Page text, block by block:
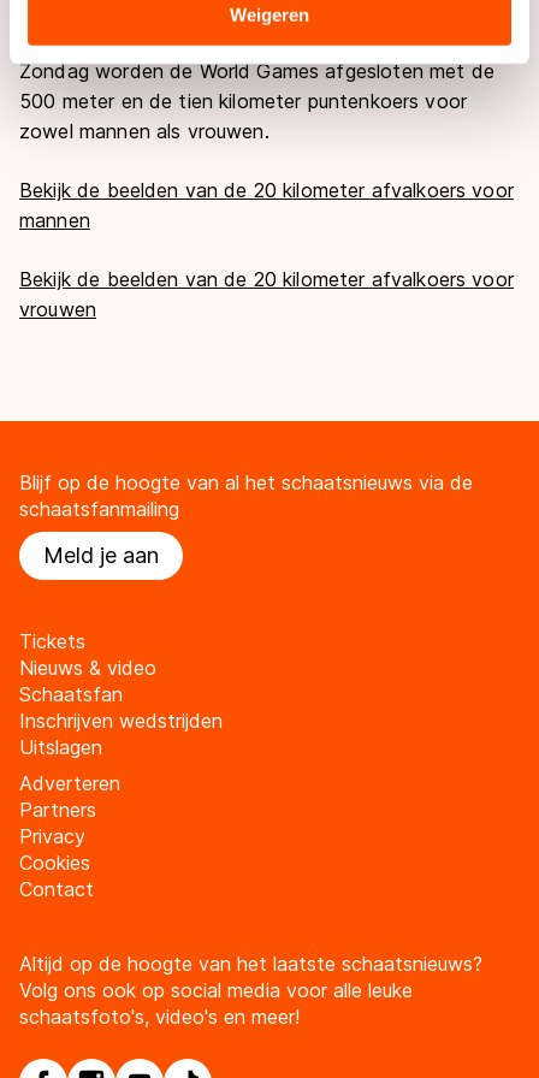
Sommige partners kunnen gegevens doorgeven aan
landen buiten de EU, zoals de VS, waar mogelijk geen
adequaat beschermingsniveau geldt volgens de GDPR.
Door op ‘Toestaan’ te klikken, stemt u in met deze
overdracht. Meer informatie vindt u in ons
Weigeren
Zondag worden de World Games afgesloten met de
500 meter en de tien kilometer puntenkoers voor
zowel mannen als vrouwen.
Bekijk de beelden van de 20 kilometer afvalkoers voor
mannen
Bekijk de beelden van de 20 kilometer afvalkoers voor
vrouwen
Blijf op de hoogte van al het schaatsnieuws via de
schaatsfanmailing
Meld je aan
Tickets
Nieuws & video
Schaatsfan
Inschrijven wedstrijden
Uitslagen
Adverteren
Partners
Privacy
Cookies
Contact
Altijd op de hoogte van het laatste schaatsnieuws?
Volg ons ook op social media voor alle leuke
schaatsfoto's, video's en meer!